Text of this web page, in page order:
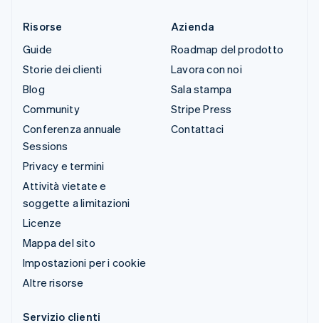
Risorse
Guide
Storie dei clienti
Blog
Community
Conferenza annuale
Sessions
Privacy e termini
Attività vietate e
soggette a limitazioni
Licenze
Mappa del sito
Impostazioni per i cookie
Altre risorse
Azienda
Roadmap del prodotto
Lavora con noi
Sala stampa
Stripe Press
Contattaci
Servizio clienti